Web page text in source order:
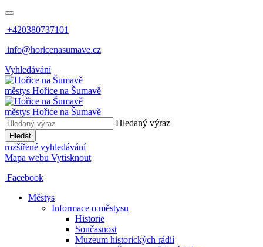
+420380737101
info@horicenasumave.cz
Vyhledávání
městys Hořice na Šumavě
městys Hořice na Šumavě
Hledaný výraz
Hledat
rozšířené vyhledávání
Mapa webu Vytisknout
Facebook
Městys
Informace o městysu
Historie
Současnost
Muzeum historických rádií